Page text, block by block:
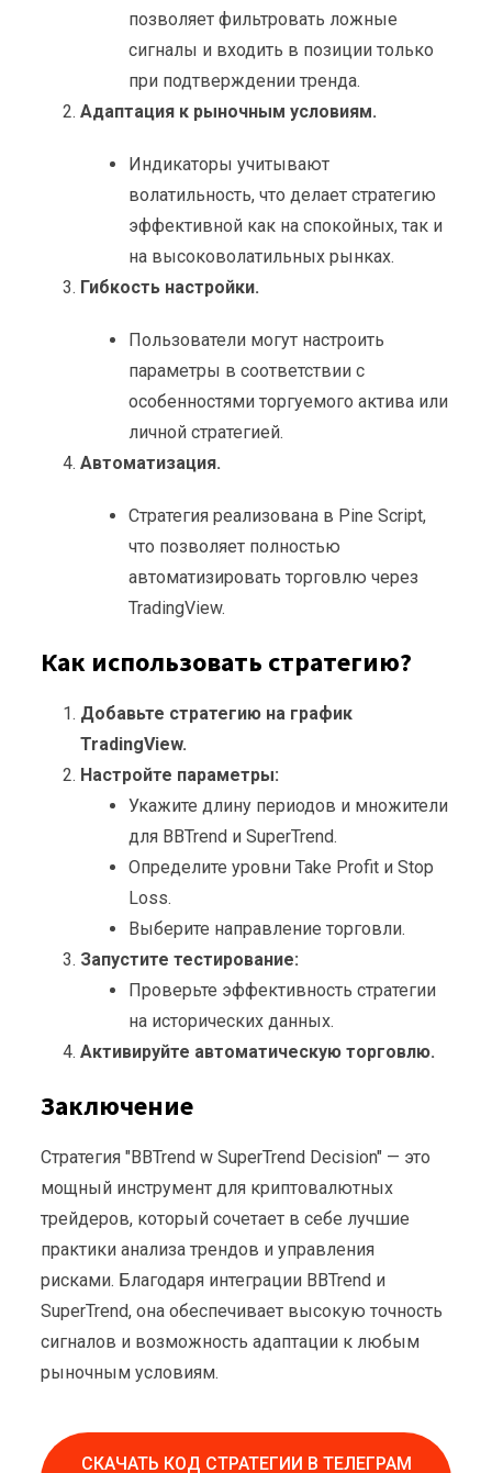
позволяет фильтровать ложные
сигналы и входить в позиции только
при подтверждении тренда.
Адаптация к рыночным условиям.
Индикаторы учитывают
волатильность, что делает стратегию
эффективной как на спокойных, так и
на высоковолатильных рынках.
Гибкость настройки.
Пользователи могут настроить
параметры в соответствии с
особенностями торгуемого актива или
личной стратегией.
Автоматизация.
Стратегия реализована в Pine Script,
что позволяет полностью
автоматизировать торговлю через
TradingView.
Как использовать стратегию?
Добавьте стратегию на график
TradingView.
Настройте параметры:
Укажите длину периодов и множители
для BBTrend и SuperTrend.
Определите уровни Take Profit и Stop
Loss.
Выберите направление торговли.
Запустите тестирование:
Проверьте эффективность стратегии
на исторических данных.
Активируйте автоматическую торговлю.
Заключение
Стратегия "BBTrend w SuperTrend Decision" — это
мощный инструмент для криптовалютных
трейдеров, который сочетает в себе лучшие
практики анализа трендов и управления
рисками. Благодаря интеграции BBTrend и
SuperTrend, она обеспечивает высокую точность
сигналов и возможность адаптации к любым
рыночным условиям.
СКАЧАТЬ КОД СТРАТЕГИИ В ТЕЛЕГРАМ